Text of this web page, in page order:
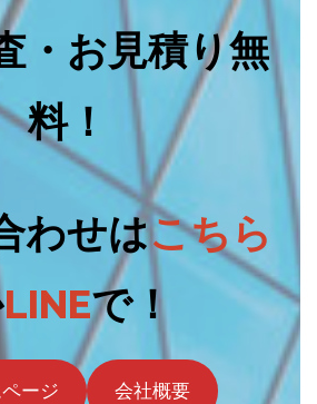
・お見積り無
料！
わせはこちら
LINEで！
ージ 会社概要